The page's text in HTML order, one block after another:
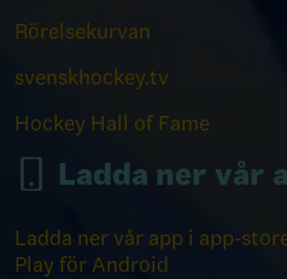
Rörelsekurvan
svenskhockey.tv
Hockey Hall of Fame
Ladda ner vår
Ladda ner vår app i app-
Play för Android